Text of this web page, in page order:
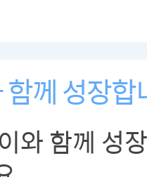
함께 성장합
와 함께 성